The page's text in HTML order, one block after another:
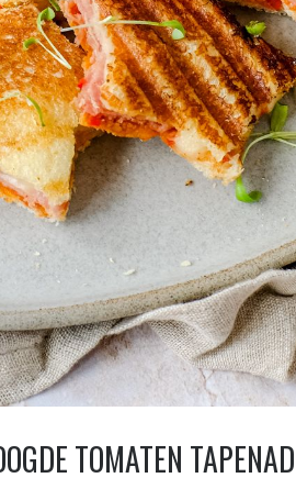
TOMATEN